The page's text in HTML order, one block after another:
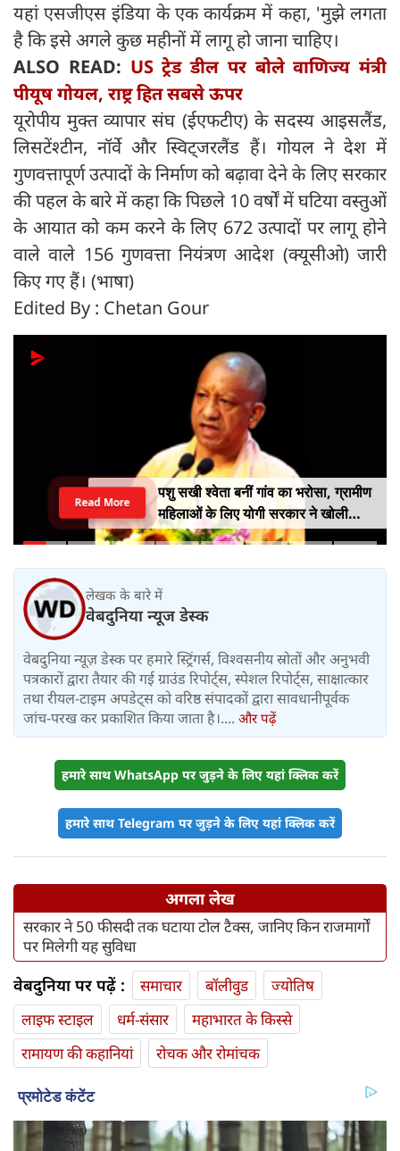
यहां एसजीएस इंडिया के एक कार्यक्रम में कहा, 'मुझे लगता
है कि इसे अगले कुछ महीनों में लागू हो जाना चाहिए।
ALSO READ: US ट्रेड डील पर बोले वाणिज्य मंत्री
पीयूष गोयल, राष्ट्र हित सबसे ऊपर
यूरोपीय मुक्त व्यापार संघ (ईएफटीए) के सदस्य आइसलैंड,
लिसटेंश्टीन, नॉर्वे और स्विट्जरलैंड हैं। गोयल ने देश में
गुणवत्तापूर्ण उत्पादों के निर्माण को बढ़ावा देने के लिए सरकार
की पहल के बारे में कहा कि पिछले 10 वर्षों में घटिया वस्तुओं
के आयात को कम करने के लिए 672 उत्पादों पर लागू होने
वाले वाले 156 गुणवत्ता नियंत्रण आदेश (क्यूसीओ) जारी
किए गए हैं। (भाषा)
Edited By : Chetan Gour
पशु सखी श्वेता बनीं गांव का भरोसा, ग्रामीण
महिलाओं के लिए योगी सरकार ने खोली
आत्मनिर्भरता की राह
Read More
लेखक के बारे में
वेबदुनिया न्यूज डेस्क
वेबदुनिया न्यूज़ डेस्क पर हमारे स्ट्रिंगर्स, विश्वसनीय स्रोतों और अनुभवी
पत्रकारों द्वारा तैयार की गई ग्राउंड रिपोर्ट्स, स्पेशल रिपोर्ट्स, साक्षात्कार
तथा रीयल-टाइम अपडेट्स को वरिष्ठ संपादकों द्वारा सावधानीपूर्वक
जांच-परख कर प्रकाशित किया जाता है।.... और पढ़ें
हमारे साथ WhatsApp पर जुड़ने के लिए यहां क्लिक करें
हमारे साथ Telegram पर जुड़ने के लिए यहां क्लिक करें
अगला लेख
सरकार ने 50 फीसदी तक घटाया टोल टैक्‍स, जानिए किन राजमार्गों
पर मिलेगी यह सुविधा
वेबदुनिया पर पढ़ें : समाचार बॉलीवुड
ज्योतिष
लाइफ स्‍टाइल
धर्म-संसार
महाभारत के किस्से
रामायण की कहानियां
रोचक और रोमांचक